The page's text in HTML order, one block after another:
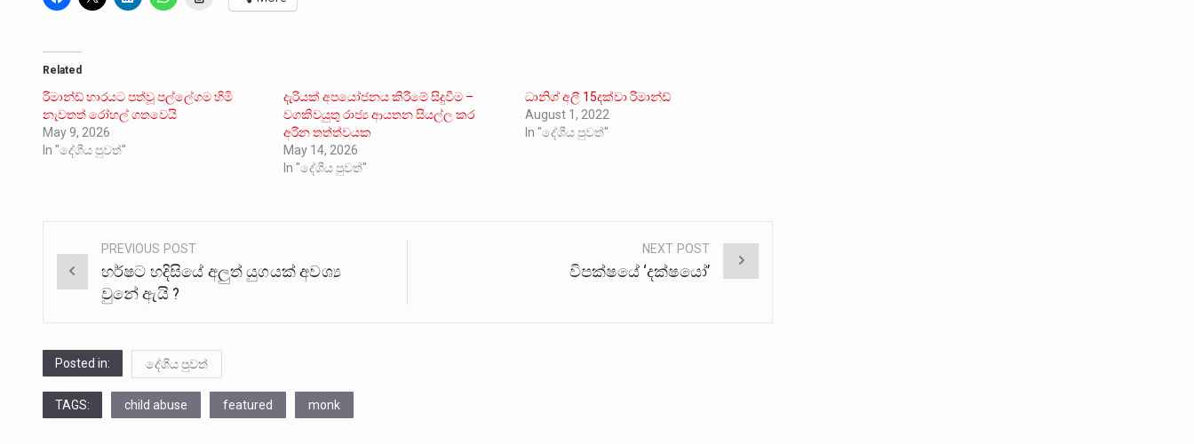
Related
රිමාන්ඩ් භාරයට පත්වූ පල්ලේගම හිමි
නැවතත් රෝහල් ගතවෙයි
May 9, 2026
In "දේශීය පුවත්"
දැරියක් අපයෝජනය කිරීමේ සිදුවීම –
වගකිවයුතු රාජ්‍ය ආයතන සියල්ල කර
අරින තත්ත්වයක
May 14, 2026
In "දේශීය පුවත්"
ධානිශ් අලී 15දක්වා රිමාන්ඩ්
August 1, 2022
In "දේශීය පුවත්"
Post
navigation
PREVIOUS POST
හර්ෂට හදිසියේ අලුත් යුගයක් අවශ්‍ය
වුනේ ඇයි ?
NEXT POST
විපක්ෂයේ ‘දක්ෂයෝ’
Posted in: දේශීය පුවත්
TAGS: child abuse featured monk